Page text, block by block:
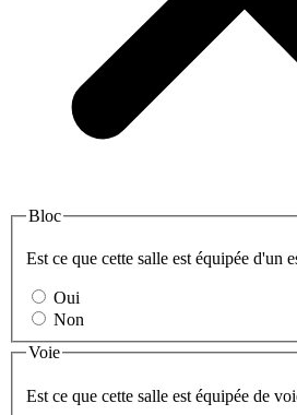
Bloc
Est ce que cette salle est équipée d'un
Oui
Non
Voie
Est ce que cette salle est équipée de